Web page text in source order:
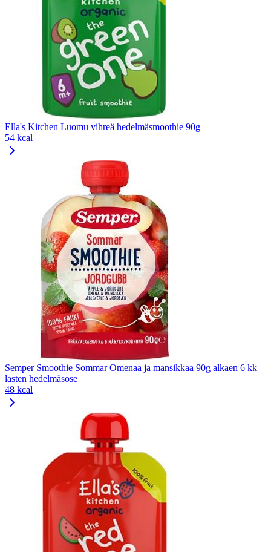
Ella's Kitchen Luomu vihreä hedelmäsmoothie 90g
54 kcal
Semper Smoothie Sommar Omenaa ja mansikkaa 90g alkaen 6 kk
lasten hedelmäsose
48 kcal